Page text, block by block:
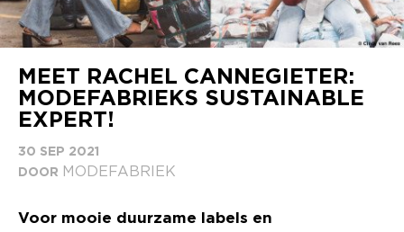
MEET RACHEL CANNEGIETER:
MODEFABRIEKS SUSTAINABLE
EXPERT!
30 SEP 2021
DOOR MODEFABRIEK
Voor mooie duurzame labels en